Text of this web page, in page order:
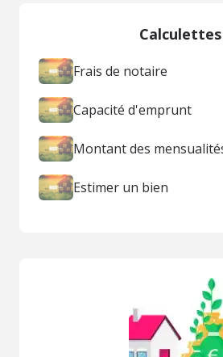
Calculettes
Frais de notaire
Capacité d'emprunt
Montant des
Estimer un bien